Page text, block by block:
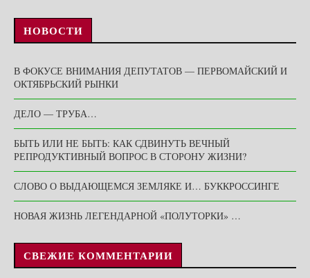
НОВОСТИ
В ФОКУСЕ ВНИМАНИЯ ДЕПУТАТОВ — ПЕРВОМАЙСКИЙ И
ОКТЯБРЬСКИЙ РЫНКИ
ДЕЛО — ТРУБА…
БЫТЬ ИЛИ НЕ БЫТЬ: КАК СДВИНУТЬ ВЕЧНЫЙ
РЕПРОДУКТИВНЫЙ ВОПРОС В СТОРОНУ ЖИЗНИ?
СЛОВО О ВЫДАЮЩЕМСЯ ЗЕМЛЯКЕ И… БУККРОССИНГЕ
НОВАЯ ЖИЗНЬ ЛЕГЕНДАРНОЙ «ПОЛУТОРКИ» …
СВЕЖИЕ КОММЕНТАРИИ